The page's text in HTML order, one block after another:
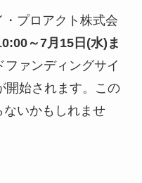
プロアクト株式会
～7月15日(水)ま
ファンディングサイ
開始されます。この
いかもしれませ